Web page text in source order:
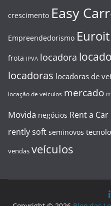
crescimento Easy
Empreendedorismo Euroit
frota IPVA locadora
locadoras locadoras de
locação de veículos mercado
Movida negócios Rent a Car
rently soft seminovos
vendas veículos